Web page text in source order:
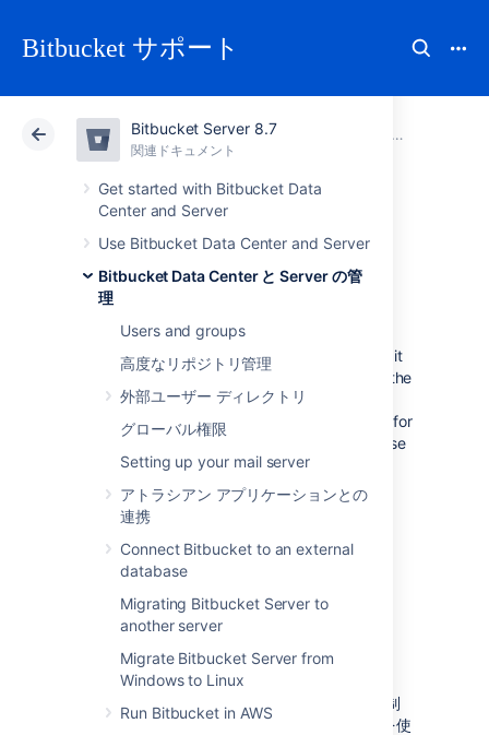
Bitbucket サポート
Bitbucket Server 8.7
関連ドキュメント
Get started with Bitbucket Data
Center and Server
Use Bitbucket Data Center and Server
Bitbucket Data Center と Server の管
理
Users and groups
高度なリポジトリ管理
外部ユーザー ディレクトリ
グローバル権限
Setting up your mail server
アトラシアン アプリケーションとの
連携
Connect Bitbucket to an external
database
Migrating Bitbucket Server to
another server
Migrate Bitbucket Server from
Windows to Linux
Run Bitbucket in AWS
アトラシアン サポート Bitbucket 8.7関連ドキュメント監査ログの表
クラウド Data Center 8.7
Audit log
integrations
BitbucketData Center and Server writes audit
logs to the database and a log file. By itself, the
log file saves you the effort of periodically
exporting your audit logs from the database for
long-term storage. However, the main purpose
of the file is to easily integrate Bitbucket to a
third-party logging platform.
Selecting which events to log
and adjusting data retention
Audit log settings
log file.
ログ ファイルの保存期間はログの切り替え
で制
御されます。製品では基本的なログ切り替えを使